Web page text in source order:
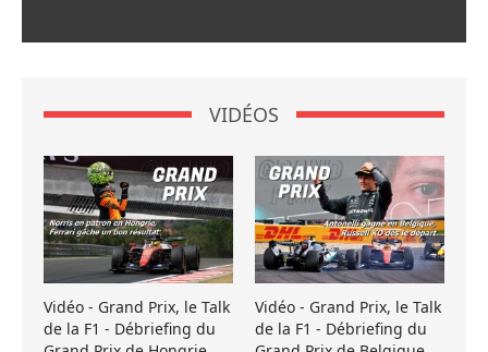
VIDÉOS
Vidéo - Grand Prix, le Talk
de la F1 - Débriefing du
Vidéo - Grand Prix, le Talk
de la F1 - Débriefing du